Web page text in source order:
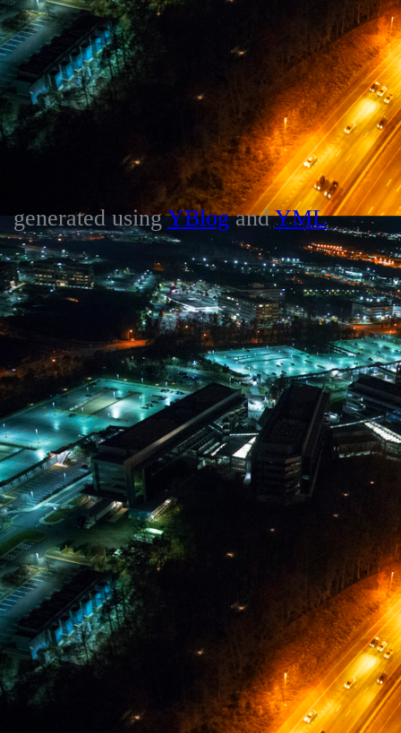
generated usingYBlogandYML